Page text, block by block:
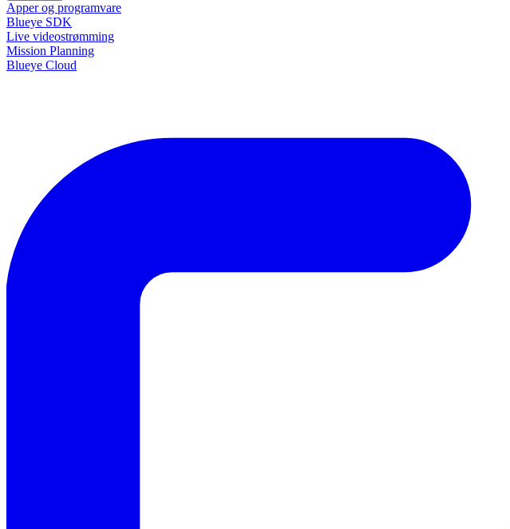
Apper og programvare
Blueye SDK
Live videostrømming
Mission Planning
Blueye Cloud